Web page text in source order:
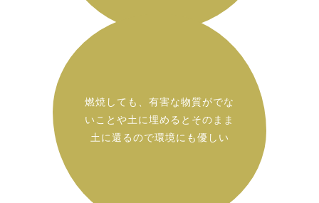
燃焼しても、有害な物質がでな
いことや土に埋めるとそのまま
土に還るので環境にも優しい